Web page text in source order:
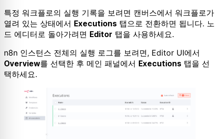
특정 워크플로의 실행 기록을 보려면 캔버스에서 워크플로가
열려 있는 상태에서 Executions 탭으로 전환하면 됩니다. 노
드 에디터로 돌아가려면 Editor 탭을 사용하세요.
n8n 인스턴스 전체의 실행 로그를 보려면, Editor UI에서
Overview를 선택한 후 메인 패널에서 Executions 탭을 선
택하세요.